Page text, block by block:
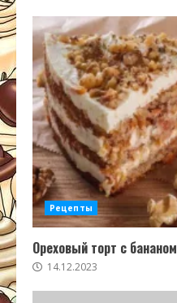
Рецепты
Ореховый торт с бананом
14.12.2023